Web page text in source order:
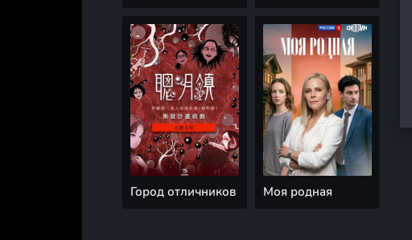
Город отличников Моя родная